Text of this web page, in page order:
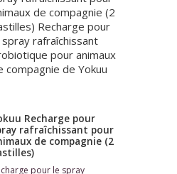
Recharge pour
rafraîchissant pour
de compagnie (2
pour le spray